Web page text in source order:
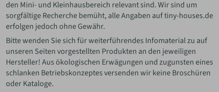
den Mini- und Kleinhausbereich relevant sind. Wir sind um
sorgfältige Recherche bemüht, alle Angaben auf tiny-houses.de
erfolgen jedoch ohne Gewähr.
Bitte wenden Sie sich für weiterführendes Infomaterial zu auf
unseren Seiten vorgestellten Produkten an den jeweiligen
Hersteller! Aus ökologischen Erwägungen und zugunsten eines
schlanken Betriebskonzeptes versenden wir keine Broschüren
oder Kataloge.